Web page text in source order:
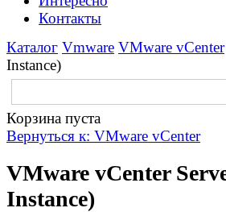
Контакты
Каталог Vmware VMware vCenter
Instance)
Корзина пуста
Вернуться к: VMware vCenter
VMware vCenter
Instance)